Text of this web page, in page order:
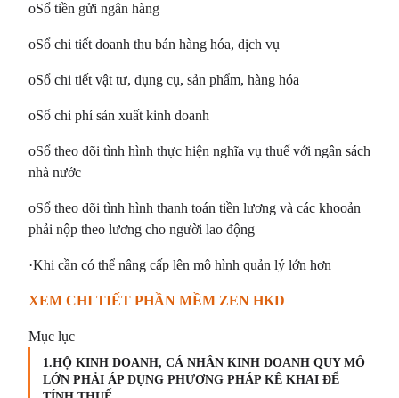
oSổ tiền gửi ngân hàng
oSổ chi tiết doanh thu bán hàng hóa, dịch vụ
oSổ chi tiết vật tư, dụng cụ, sản phẩm, hàng hóa
oSổ chi phí sản xuất kinh doanh
oSổ theo dõi tình hình thực hiện nghĩa vụ thuế với ngân sách
nhà nước
oSổ theo dõi tình hình thanh toán tiền lương và các khooản
phải nộp theo lương cho người lao động
·Khi cần có thể nâng cấp lên mô hình quản lý lớn hơn
XEM CHI TIẾT PHẦN MỀM ZEN HKD
Mục lục
1.HỘ KINH DOANH, CÁ NHÂN KINH DOANH QUY MÔ
LỚN PHẢI ÁP DỤNG PHƯƠNG PHÁP KÊ KHAI ĐỂ